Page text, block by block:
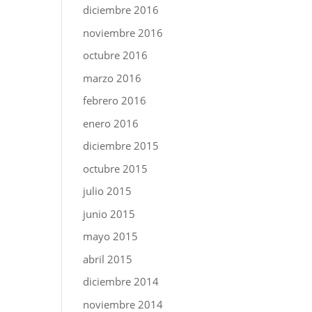
diciembre 2016
noviembre 2016
octubre 2016
marzo 2016
febrero 2016
enero 2016
diciembre 2015
octubre 2015
julio 2015
junio 2015
mayo 2015
abril 2015
diciembre 2014
noviembre 2014